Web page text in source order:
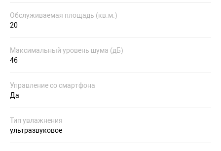
Обслуживаемая площадь (кв.м.)
20
Максимальный уровень шума (дБ)
46
Управление со смартфона
Да
Тип увлажнения
ультразвуковое